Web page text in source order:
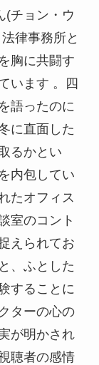
(チョン・ウ
律事務所と
胸に共闘す
います 。四
語ったのに
に直面した
るかとい
内包してい
たオフィス
室のコント
えられてお
、ふとした
することに
ターの心の
が明かされ
聴者の感情